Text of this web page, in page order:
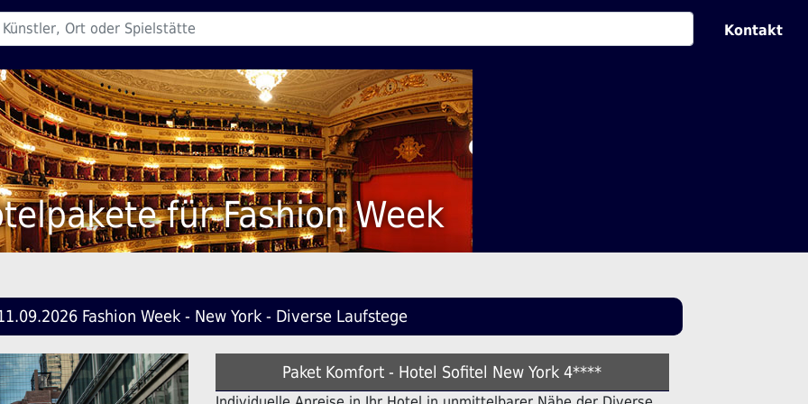
Kontakt
für Fashion Week
Fashion Week - New York - Diverse Laufstege
Paket Komfort - Hotel Sofitel New York 4****